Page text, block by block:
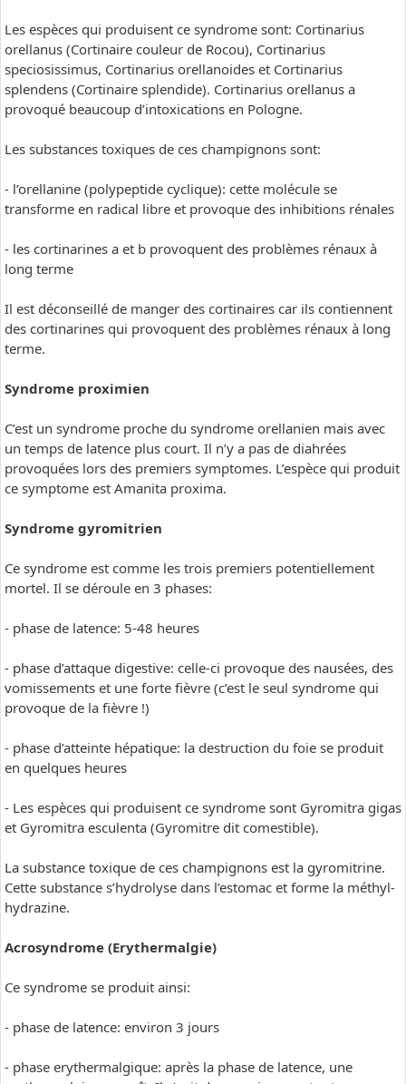
Les espèces qui produisent ce syndrome sont: Cortinarius
orellanus (Cortinaire couleur de Rocou), Cortinarius
speciosissimus, Cortinarius orellanoides et Cortinarius
splendens (Cortinaire splendide). Cortinarius orellanus a
provoqué beaucoup d’intoxications en Pologne.
Les substances toxiques de ces champignons sont:
- l’orellanine (polypeptide cyclique): cette molécule se
transforme en radical libre et provoque des inhibitions rénales
- les cortinarines a et b provoquent des problèmes rénaux à
long terme
Il est déconseillé de manger des cortinaires car ils contiennent
des cortinarines qui provoquent des problèmes rénaux à long
terme.
Syndrome proximien
C’est un syndrome proche du syndrome orellanien mais avec
un temps de latence plus court. Il n’y a pas de diahrées
provoquées lors des premiers symptomes. L’espèce qui produit
ce symptome est Amanita proxima.
Syndrome gyromitrien
Ce syndrome est comme les trois premiers potentiellement
mortel. Il se déroule en 3 phases:
- phase de latence: 5-48 heures
- phase d’attaque digestive: celle-ci provoque des nausées, des
vomissements et une forte fièvre (c’est le seul syndrome qui
provoque de la fièvre !)
- phase d’atteinte hépatique: la destruction du foie se produit
en quelques heures
- Les espèces qui produisent ce syndrome sont Gyromitra gigas
et Gyromitra esculenta (Gyromitre dit comestible).
La substance toxique de ces champignons est la gyromitrine.
Cette substance s’hydrolyse dans l’estomac et forme la méthyl-
hydrazine.
Acrosyndrome (Erythermalgie)
Ce syndrome se produit ainsi:
- phase de latence: environ 3 jours
- phase erythermalgique: après la phase de latence, une